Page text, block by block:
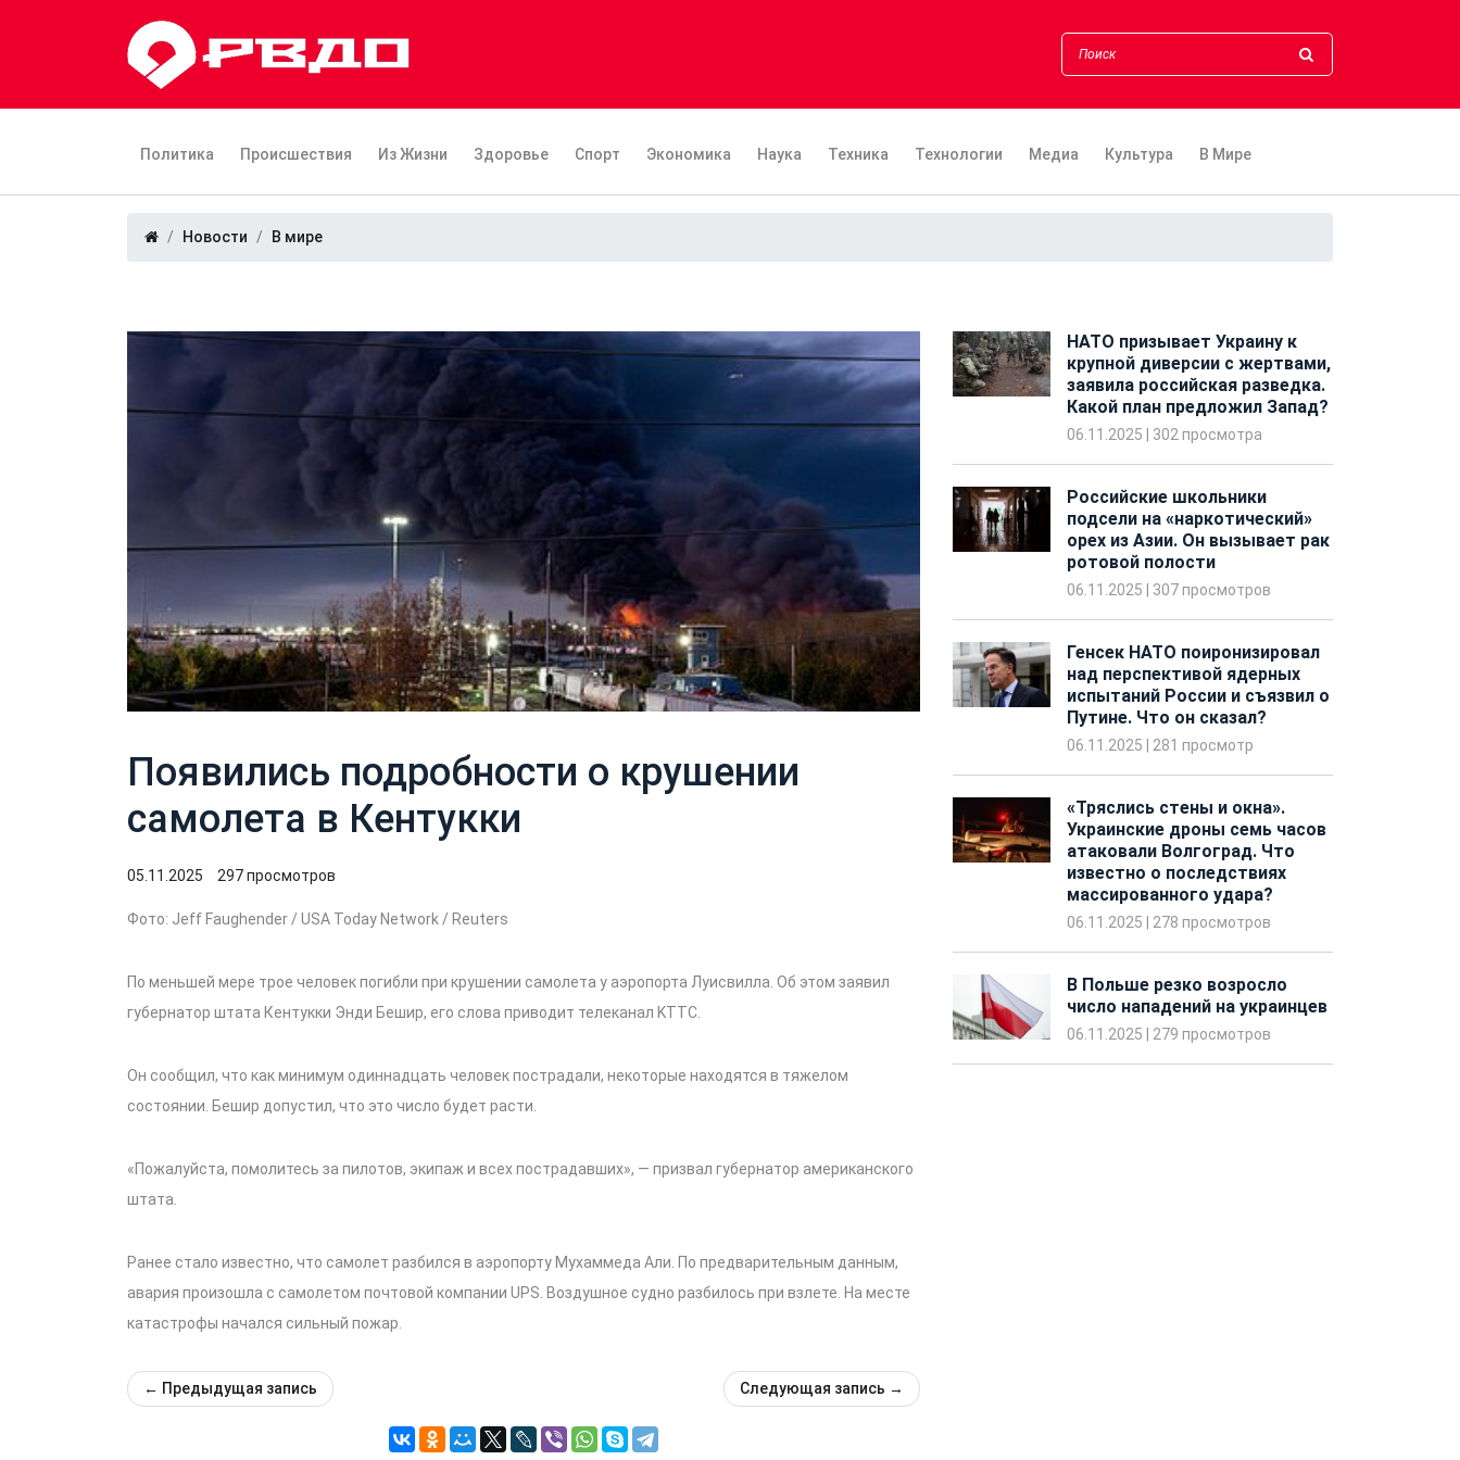
Политика Происшествия Из Жизни Здоровье Спорт Экономика Наука Техника Технологии Медиа Культура В Мире
Новости В мире
Появились подробности о крушении
самолета в Кентукки
05.11.2025 297 просмотров
Фото: Jeff Faughender / USA Today Network / Reuters
По меньшей мере трое человек погибли при крушении самолета у аэропорта Луисвилла. Об этом заявил
губернатор штата Кентукки Энди Бешир, его слова приводит телеканал KTTC.
Он сообщил, что как минимум одиннадцать человек пострадали, некоторые находятся в тяжелом
состоянии. Бешир допустил, что это число будет расти.
«Пожалуйста, помолитесь за пилотов, экипаж и всех пострадавших», — призвал губернатор американского
штата.
Ранее стало известно, что самолет разбился в аэропорту Мухаммеда Али. По предварительным данным,
авария произошла с самолетом почтовой компании UPS. Воздушное судно разбилось при взлете. На месте
катастрофы начался сильный пожар.
← Предыдущая запись Следующая запись →
НАТО призывает Украину к
крупной диверсии с жертвами,
заявила российская разведка.
Какой план предложил Запад?
06.11.2025 302 просмотра
Российские школьники
подсели на «наркотический»
орех из Азии. Он вызывает рак
ротовой полости
06.11.2025 307 просмотров
Генсек НАТО поиронизировал
над перспективой ядерных
испытаний России и съязвил о
Путине. Что он сказал?
06.11.2025 281 просмотр
«Тряслись стены и окна».
Украинские дроны семь часов
атаковали Волгоград. Что
известно о последствиях
массированного удара?
06.11.2025 278 просмотров
В Польше резко возросло
число нападений на украинцев
06.11.2025 279 просмотров